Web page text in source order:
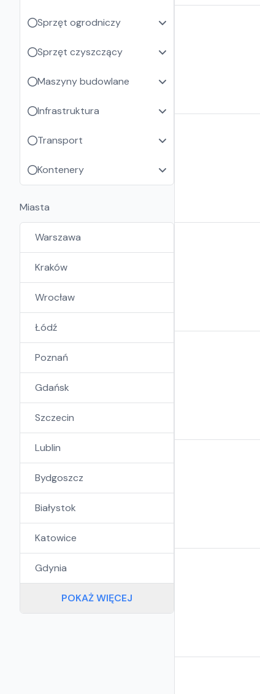
Sprzęt ogrodniczy
Sprzęt czyszczący
Maszyny budowlane
Infrastruktura
Transport
Kontenery
Miasta
Warszawa
Kraków
Wrocław
Łódź
Poznań
Gdańsk
Szczecin
Lublin
Bydgoszcz
Białystok
Katowice
Gdynia
POKAŻ WIĘCEJ